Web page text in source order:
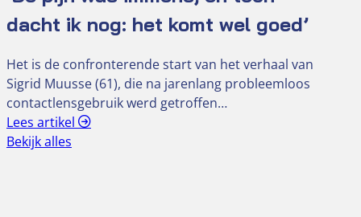
dacht ik nog: het komt wel goed’
Het is de confronterende start van het verhaal van
Sigrid Muusse (61), die na jarenlang probleemloos
contactlensgebruik werd getroffen…
Lees artikel
Bekijk alles